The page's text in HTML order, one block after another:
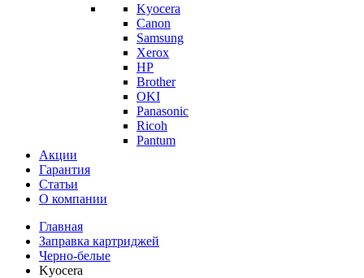
Kyocera
Canon
Samsung
Xerox
HP
Brother
OKI
Panasonic
Ricoh
Pantum
Акции
Гарантия
Статьи
О компании
Главная
Заправка картриджей
Черно-белые
Kyocera